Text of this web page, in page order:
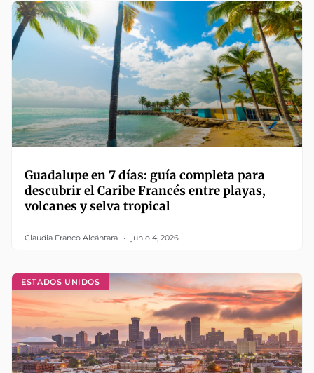
Guadalupe en 7 días: guía completa para
descubrir el Caribe Francés entre playas,
volcanes y selva tropical
Claudia Franco Alcántara junio 4, 2026
ESTADOS UNIDOS